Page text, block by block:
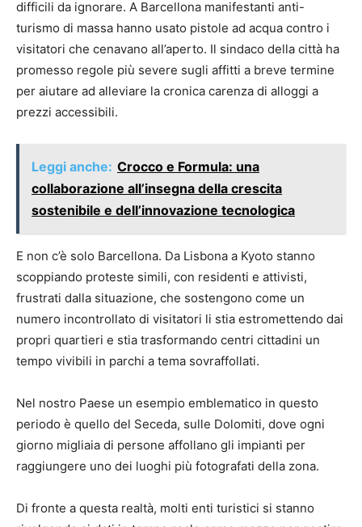
difficili da ignorare. A Barcellona manifestanti anti-
turismo di massa hanno usato pistole ad acqua contro i
visitatori che cenavano all’aperto. Il sindaco della città ha
promesso regole più severe sugli affitti a breve termine
per aiutare ad alleviare la cronica carenza di alloggi a
prezzi accessibili.
Leggi anche: Crocco e Formula: una
collaborazione all’insegna della crescita
sostenibile e dell’innovazione tecnologica
E non c’è solo Barcellona. Da Lisbona a Kyoto stanno
scoppiando proteste simili, con residenti e attivisti,
frustrati dalla situazione, che sostengono come un
numero incontrollato di visitatori li stia estromettendo dai
propri quartieri e stia trasformando centri cittadini un
tempo vivibili in parchi a tema sovraffollati.
Nel nostro Paese un esempio emblematico in questo
periodo è quello del Seceda, sulle Dolomiti, dove ogni
giorno migliaia di persone affollano gli impianti per
raggiungere uno dei luoghi più fotografati della zona.
Di fronte a questa realtà, molti enti turistici si stanno